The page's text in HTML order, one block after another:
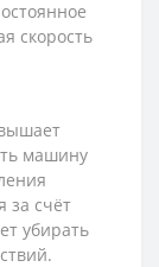
скорость
машину
за счёт
убирать